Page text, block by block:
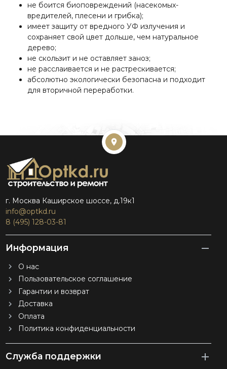
не боится биоповреждений (насекомых-
вредителей, плесени и грибка);
имеет защиту от вредного УФ излучения и
сохраняет свой цвет дольше, чем натуральное
дерево;
не скользит и не оставляет заноз;
не расслаивается и не растрескивается;
абсолютно экологически безопасна и подходит
для вторичной переработки.
г. Москва Каширское шоссе, д.19к1
info@optkd.ru
8 (495) 128-03-81
Информация
О нас
Пользовательское соглашение
Гарантии и возврат
Доставка
Оплата
Политика конфиденциальности
Служба поддержки